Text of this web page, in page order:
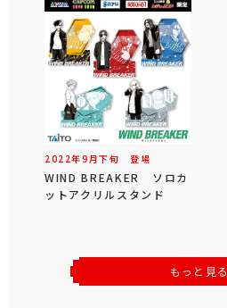
2022年9 月下旬 登場
WIND BREAKER ソロカ
ットアクリルスタンド
もっと見る